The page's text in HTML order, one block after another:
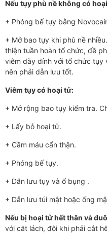
Nếu tụy phù nề không có
+ Phóng bế tụy bằng
+ Mở bao tụy khi phù nề
thiện tuần hoàn tổ chức, đề
viêm dày dính với tổ chức
nên phải dẫn lưu tốt.
Viêm tụy có hoại tử:
+ Mở rộng bao tụy kiểm tra.
+ Lấy bỏ hoại tử.
+ Cầm máu cẩn thận.
+ Phóng bế tụy.
+ Dẫn l­­­ưu tụy và ổ bụng .
+ Dẫn l­­ưu túi mật hoặc ống
Nếu bị hoại tử hết thân và
với cắt lách, đôi khi phải cắt